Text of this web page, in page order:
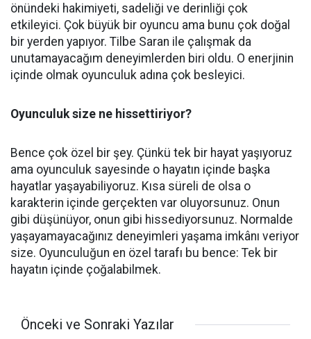
önündeki hakimiyeti, sadeliği ve derinliği çok
etkileyici. Çok büyük bir oyuncu ama bunu çok doğal
bir yerden yapıyor. Tilbe Saran ile çalışmak da
unutamayacağım deneyimlerden biri oldu. O enerjinin
içinde olmak oyunculuk adına çok besleyici.
Oyunculuk size ne hissettiriyor?
Bence çok özel bir şey. Çünkü tek bir hayat yaşıyoruz
ama oyunculuk sayesinde o hayatın içinde başka
hayatlar yaşayabiliyoruz. Kısa süreli de olsa o
karakterin içinde gerçekten var oluyorsunuz. Onun
gibi düşünüyor, onun gibi hissediyorsunuz. Normalde
yaşayamayacağınız deneyimleri yaşama imkânı veriyor
size. Oyunculuğun en özel tarafı bu bence: Tek bir
hayatın içinde çoğalabilmek.
Önceki ve Sonraki Yazılar